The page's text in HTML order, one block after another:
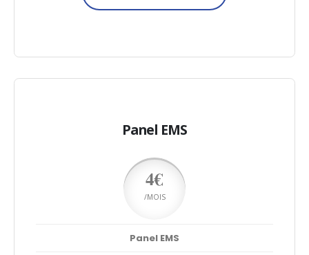
Panel EMS
4€
/MOIS
Panel EMS